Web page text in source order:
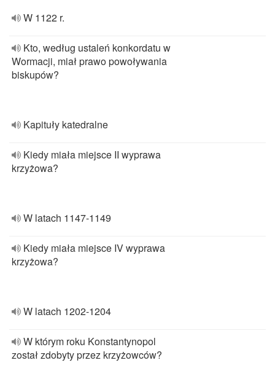
W 1122 r.
Kto, według ustaleń konkordatu w
Wormacji, miał prawo powoływania
biskupów?
Kapituły katedralne
Kiedy miała miejsce II wyprawa
krzyżowa?
W latach 1147-1149
Kiedy miała miejsce IV wyprawa
krzyżowa?
W latach 1202-1204
W którym roku Konstantynopol
został zdobyty przez krzyżowców?